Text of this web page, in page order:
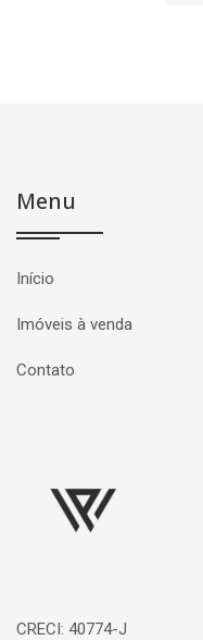
Menu
Início
Imóveis à venda
Contato
CRECI: 40774-J